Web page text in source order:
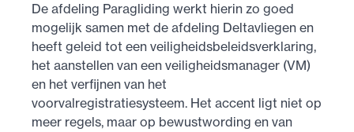
De afdeling Paragliding werkt hierin zo goed
mogelijk samen met de afdeling Deltavliegen en
heeft geleid tot een veiligheidsbeleidsverklaring,
het aanstellen van een veiligheidsmanager (VM)
en het verfijnen van het
voorvalregistratiesysteem. Het accent ligt niet op
meer regels, maar op bewustwording en van